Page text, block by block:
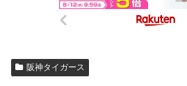
阪神タイガース